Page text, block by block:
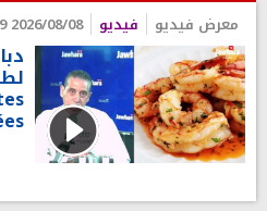
معرض فيديو فيديو 2026/08/08 10:39